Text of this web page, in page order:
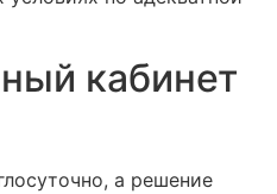
кабинет
а решение